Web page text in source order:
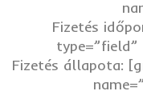
Fizetés
type=”field”
Fizetés állapota: